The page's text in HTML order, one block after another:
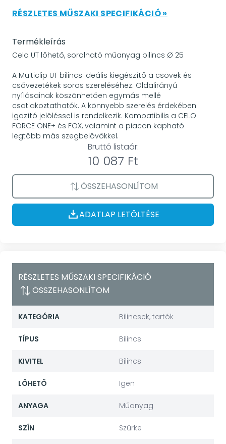
RÉSZLETES MŰSZAKI SPECIFIKÁCIÓ »
Termékleírás
Celo UT lőhető, sorolható műanyag bilincs Ø 25
A Multiclip UT bilincs ideális kiegészítő a csövek és
csővezetékek soros szereléséhez. Oldalirányú
nyílásainak köszönhetően egymás mellé
csatlakoztathatók. A könnyebb szerelés érdekében
igazító jelöléssel is rendelkezik. Kompatibilis a CELO
FORCE ONE+ és FOX, valamint a piacon kapható
legtöbb más szegbelövőkkel.
Bruttó listaár:
10 087 Ft
ÖSSZEHASONLÍTOM
ADATLAP LETÖLTÉSE
RÉSZLETES MŰSZAKI SPECIFIKÁCIÓ
ÖSSZEHASONLÍTOM
KATEGÓRIA Bilincsek, tartók
TÍPUS Bilincs
KIVITEL Bilincs
LŐHETŐ Igen
ANYAGA Műanyag
SZÍN Szürke